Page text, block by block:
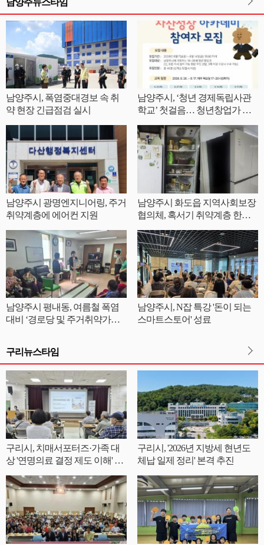
남양주시, 폭염중대경보 속 취
약 현장 긴급점검 실시
남양주시, ‘청년 경제독립사관
학교’ 첫걸음… 청년창업가 자
남양주시 광명엔지니어링, 주거
취약계층에 에어컨 지원
남양주시 화도읍 지역사회보장
협의체, 혹서기 취약계층 한부
남양주시 평내동, 여름철 폭염
대비 ‘경로당 및 주거취약가구
남양주시, N잡 특강 '돈이 되는
스마트스토어' 성료
구리뉴스타임
구리시, 치매서포터즈·가족 대
상 '연명의료 결정 제도 이해' 교
구리시, '2026년 지방세 현년도
체납 일제 정리' 본격 추진